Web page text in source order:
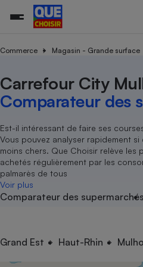
Commerce Magasin - Grande surface
Carrefour City
Comparateur des
Est-il intéressant de faire ses
Vous pouvez analyser rapidement
moins chers. Que Choisir relève les
achetés régulièrement par les
palmarès de tous
Voir plus
Comparateur des supermarchés
Grand Est Haut-Rhin
Toutes les actualités
Enquêtes
Guides d'achat
Conseils
Brèves
Tous les services
Soumettre un litige
Lettres types
Rencontrer une
Tous nos combats
Nos actions
Nos grandes victoires
Les billets de la présidente
Nos associations locales
Nous rejoindre
En savoir plus sur Que
L’association
Nos missions
Notre méthodologie
Notre financement
Nos partenaires
Nous rejoindre